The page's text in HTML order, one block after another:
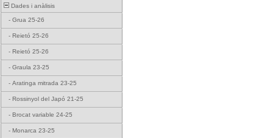
Dades i anàlisis
- Grua 25-26
- Reietó 25-26
- Reietó 25-26
- Graula 23-25
- Aratinga mitrada 23-25
- Rossinyol del Japó 21-25
- Brocat variable 24-25
- Monarca 23-25